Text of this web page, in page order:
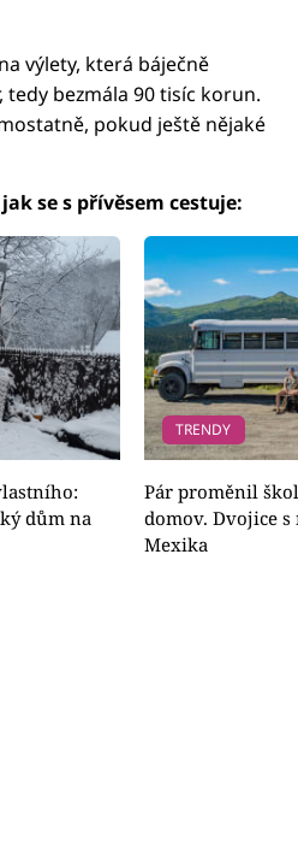
výlety, která báječně
tedy bezmála 90 tisíc korun.
pokud ještě nějaké
se s přívěsem cestuje:
dům na
TRENDY
Pár proměnil
domov. Dvojice
Mexika